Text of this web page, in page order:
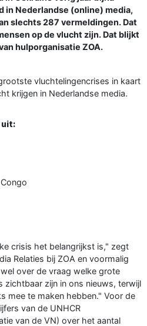
in Nederlandse (online) media,
slechts 287 vermeldingen. Dat
op de vlucht zijn. Dat blijkt
hulporganisatie ZOA.
vluchtelingencrises in kaart
krijgen in Nederlandse media.
uit:
crisis het belangrijkst is," zegt
Relaties bij ZOA en voormalig
over de vraag welke grote
zichtbaar zijn in ons nieuws, terwijl
mee te maken hebben." Voor de
van de UNHCR
van de VN) over het aantal